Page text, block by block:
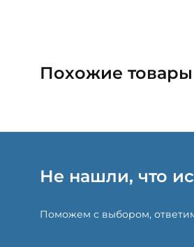
Похожие товары
Не нашли, что
Поможем с выбором,